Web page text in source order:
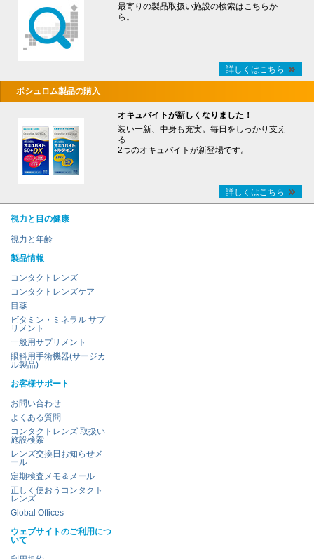
最寄りの製品取扱い施設の検索はこちらか
ら。
詳しくはこちら
ボシュロム製品の購入
オキュバイトが新しくなりました！
装い一新、中身も充実。毎日をしっかり支え
る
2つのオキュバイトが新登場です。
詳しくはこちら
視力と目の健康
視力と年齢
製品情報
コンタクトレンズ
コンタクトレンズケア
目薬
ビタミン・ミネラル サプ
リメント
一般用サプリメント
眼科用手術機器(サージカ
ル製品)
お客様サポート
お問い合わせ
よくある質問
コンタクトレンズ 取扱い
施設検索
レンズ交換日お知らせメ
ール
定期検査メモ＆メール
正しく使おうコンタクト
レンズ
Global Offices
ウェブサイトのご利用につ
いて